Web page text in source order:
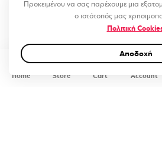
Προκειμένου να σας παρέχουμε μια
ο ιστότοπός μας
Πολιτική
Αποδοχή
Home Store
0
Cart Account